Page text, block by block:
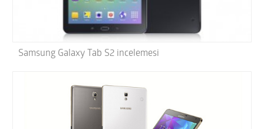
Samsung Galaxy Tab S2 incelemesi